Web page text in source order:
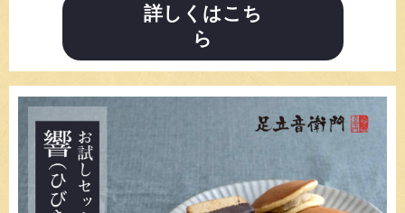
詳しくはこち
ら